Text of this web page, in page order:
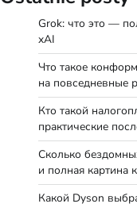
Grok: что это —
xAI
Что такое
на повседневные
Кто такой
практические
Сколько
и полная картина
Какой Dyson